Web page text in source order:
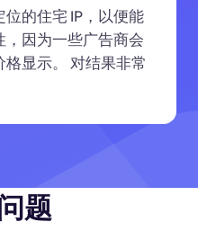
的住宅 IP，以便能
因为一些广告商会
显示。 对结果非常
题